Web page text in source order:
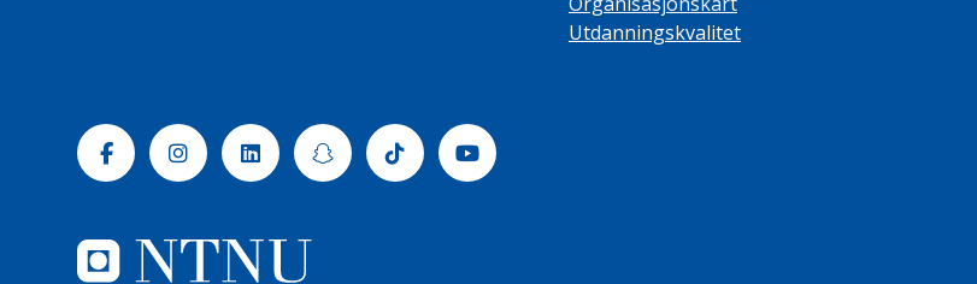
Utdanningskvalitet
FacebookInstagramLinkedinSnapchatTiktok Youtube